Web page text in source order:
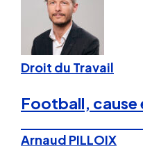
Droit du Travail
Football, cause
Arnaud PILLOIX